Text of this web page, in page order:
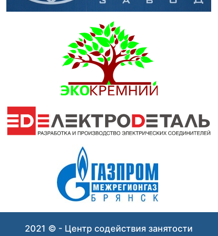
2021 © - Центр содействия занятости